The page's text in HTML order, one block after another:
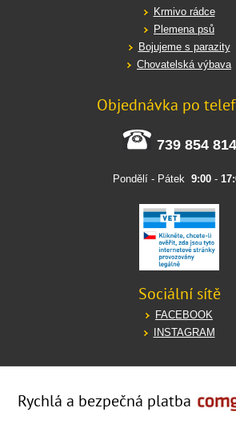
Krmivo rádce
Plemena psů
Bojujeme s parazity
Chovatelská výbava
Objednávka po
739 854 814
Pondělí - Pátek 9:00-
Sociální sítě
FACEBOOK
INSTAGRAM
Rychlá a bezpečná platba